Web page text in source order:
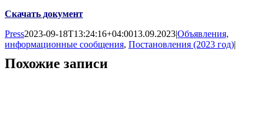
Скачать документ
Press2023-09-18T13:24:16+04:0013.09.2023|Объявления,
информационные сообщения, Постановления (2023 год)|
Похожие записи